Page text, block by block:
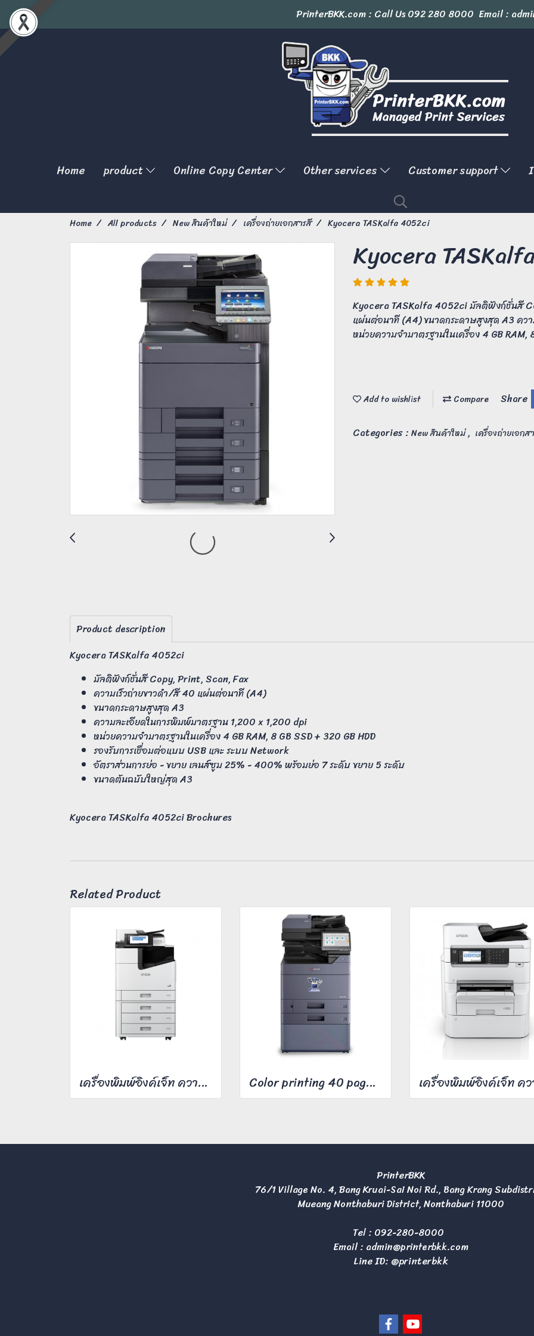
PrinterBKK.com : Call Us092 280 8000 Email :
Home product Online Copy Center Other services Customer support
Home All products New สินค้าใหม่ เครื่องถ่ายเอกสารสี Kyocera TASKalfa 4052ci
Kyocera
Kyocera TASKalfa 4052ci มัลติฟังก์ชั่นสี
แผ่นต่อนาที (A4) ขนาดกระดาษสูงสุด A3 คว
หน่วยความจำมาตรฐานในเครื่อง 4 GB RAM,
Add to wishlist Compare
Share
Categories : New สินค้าใหม่, เครื่องถ่ายเอกส
Product description
Kyocera TASKalfa 4052ci
มัลติฟังก์ชั่นสี Copy, Print, Scan, Fax
ความเร็วถ่ายขาวดำ/สี 40 แผ่นต่อนาที (A4)
ขนาดกระดาษสูงสุด A3
ความละเอียดในการพิมพ์มาตรฐาน 1,200 x 1,200 dpi
หน่วยความจำมาตรฐานในเครื่อง 4 GB RAM, 8 GB SSD + 320 GB HDD
รองรับการเชื่อมต่อแบบ USB และ ระบบ Network
อัตราส่วนการย่อ - ขยาย เลนส์ซูม 25% - 400% พร้อมย่อ 7 ระดับ ขยาย 5 ระดับ
ขนาดต้นฉบับใหญ่สุด A3
Kyocera TASKalfa 4052ci Brochures
Related Product
เครื่องพิมพ์อิงค์เจ็ท ความเร็วสี 60 หน้า/นาที Color printing 40 pages/minute
PrinterBKK
76/1 Village No. 4, Bang Kruai-Sai Noi Rd., Bang Krang
Mueang Nonthaburi District, Nonthaburi 11000
Tel : 092-280-8000
Email : admin@printerbkk.com
Line ID: @printerbkk